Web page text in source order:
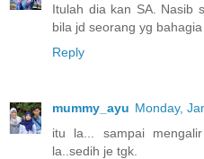
Itulah dia kan SA. Nasib
bila jd seorang yg
Reply
mummy_ayu Monday,
itu la... sampai
la..sedih je tgk.